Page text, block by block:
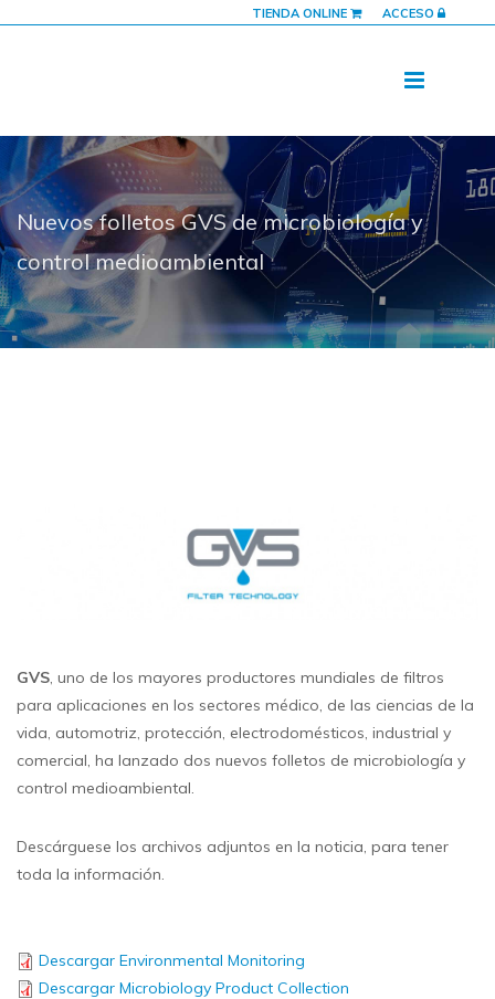
TIENDA ONLINE ACCESO
Nuevos folletos GVS de microbiología y
control medioambiental
GVS, uno de los mayores productores mundiales de filtros
para aplicaciones en los sectores médico, de las ciencias de la
vida, automotriz, protección, electrodomésticos, industrial y
comercial, ha lanzado dos nuevos folletos de microbiología y
control medioambiental.
Descárguese los archivos adjuntos en la noticia, para tener
toda la información.
Descargar Environmental Monitoring
Descargar Microbiology Product Collection